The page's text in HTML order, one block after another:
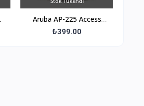
Aruba AP-225 Access
Point
₺399.00